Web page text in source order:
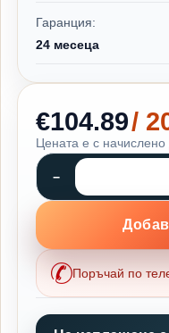
Гаранция:
24 месеца
€104.89/
Цената е с
Поръчай по